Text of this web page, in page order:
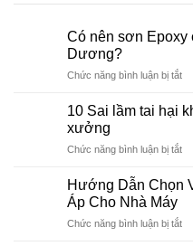
Có nên sơn Epoxy
Dương?
Chức năng bình luận bị tắtở
nên
cho
10 Sai lầm tai hại
xưởng
Chức năng bình luận bị tắtở
Sai
hại
Hướng Dẫn Chọn
Áp Cho Nhà Máy
Chức năng bình luận bị tắtở